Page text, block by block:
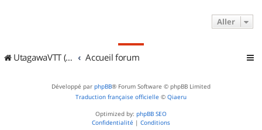
Aller
UtagawaVTT (Randos VTT et VTTAE avec traces GPS) Accueil forum
Développé par phpBB® Forum Software © phpBB Limited
Traduction française officielle © Qiaeru
Optimized by: phpBB SEO
Confidentialité | Conditions